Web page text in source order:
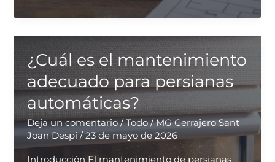
una
cerradura
antigua
por
una
moderna
de
forma
segura?
¿Cuál es el mantenimiento
adecuado para persianas
automáticas?
Deja un comentario /Todo/MG Cerrajero Sant
Joan Despi/23 de mayo de 2026
Introducción El mantenimiento de persianas